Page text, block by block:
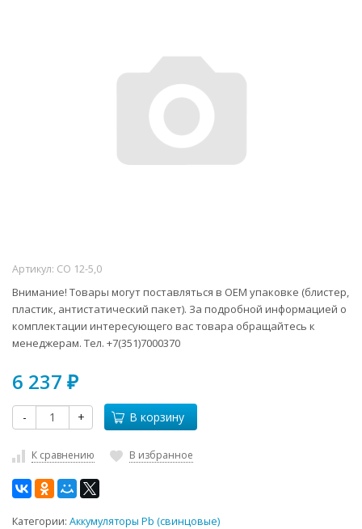
Артикул: СО 12-5,0
Внимание! Товары могут поставляться в ОЕМ упаковке (блистер,
пластик, антистатический пакет). За подробной информацией о
комплектации интересующего вас товара обращайтесь к
менеджерам. Тел. +7(351)7000370
6 237 ₽
- + В корзину
К сравнению В избранное
Категории: Аккумуляторы Pb (свинцовые)